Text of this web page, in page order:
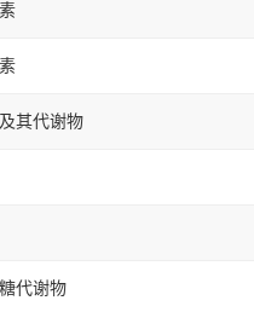
其代谢物
代谢物